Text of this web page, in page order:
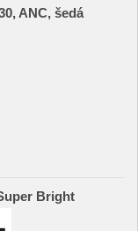
ANC, šedá
Bright